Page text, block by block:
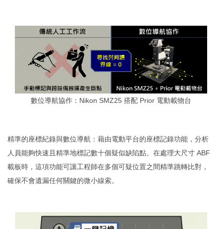
數位導航協作：Nikon SMZ25 搭配 Prior 電動載物台
精準的座標紀錄與數位導航：藉由電動平台的座標記錄功能，分析
人員能夠快速且精準地標記數十個疑似缺陷點。在處理大尺寸 ABF
載板時，這項功能可讓工程師在多個可疑位置之間精準跳轉比對，
確保不會遺漏任何關鍵的微小線索。